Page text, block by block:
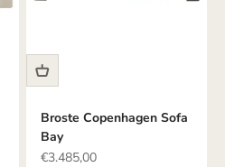
Broste Copenhagen Sofa
Bay
Angebot
€3.485,00